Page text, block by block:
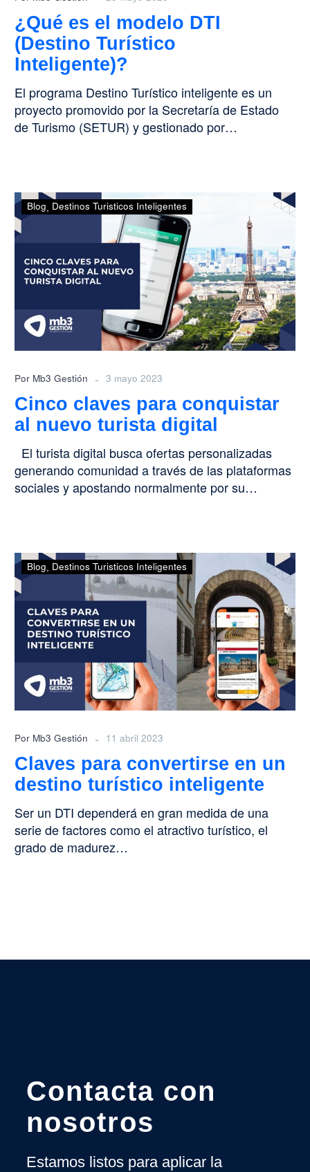
¿Qué es el modelo DTI
(Destino Turístico
Inteligente)?
El programa Destino Turístico inteligente es un
proyecto promovido por la Secretaría de Estado
de Turismo (SETUR) y gestionado por…
Cinco
claves
para
conquistar
al
nuevo
turista
digital
Blog Destinos Turisticos Inteligentes
Por Mb3 Gestión - 3 mayo 2023
Cinco claves para conquistar
al nuevo turista digital
El turista digital busca ofertas personalizadas
generando comunidad a través de las plataformas
sociales y apostando normalmente por su…
Claves
para
convertirse
en
destino
turístico
inteligente
Blog Destinos Turisticos Inteligentes
Por Mb3 Gestión - 11 abril 2023
Claves para convertirse en un
destino turístico inteligente
Ser un DTI dependerá en gran medida de una
serie de factores como el atractivo turístico, el
grado de madurez…
Contacta con
nosotros
Estamos listos para aplicar la